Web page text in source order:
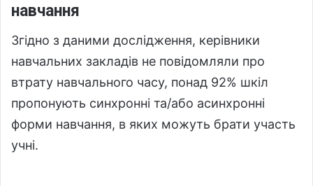
навчання
Згідно з даними дослідження, керівники
навчальних закладів не повідомляли про
втрату навчального часу, понад 92% шкіл
пропонують синхронні та/або асинхронні
форми навчання, в яких можуть брати участь
учні.